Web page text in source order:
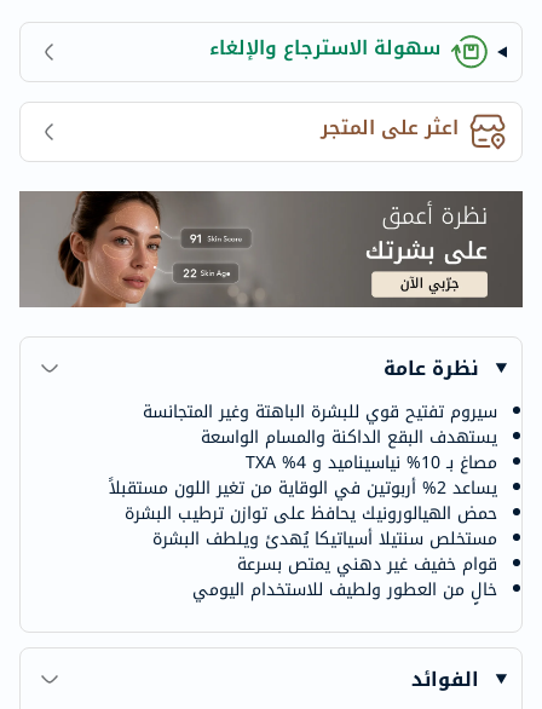
سهولة الاسترجاع والإلغاء
اعثر على المتجر
نظرة عامة
سيروم تفتيح قوي للبشرة الباهتة وغير المتجانسة
يستهدف البقع الداكنة والمسام الواسعة
مصاغ بـ 10% نياسيناميد و 4% TXA
يساعد 2% أربوتين في الوقاية من تغير اللون مستقبلاً
حمض الهيالورونيك يحافظ على توازن ترطيب البشرة
مستخلص سنتيلا أسياتيكا يُهدئ ويلطف البشرة
قوام خفيف غير دهني يمتص بسرعة
خالٍ من العطور ولطيف للاستخدام اليومي
الفوائد